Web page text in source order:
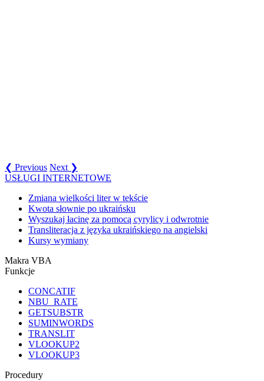
❮ Previous Next ❯
USŁUGI INTERNETOWE
Zmiana wielkości liter w tekście
Kwota słownie po ukraińsku
Wyszukaj łacinę za pomocą cyrylicy i odwrotnie
Transliteracja z języka ukraińskiego na angielski
Kursy wymiany
Makra VBA
Funkcje
CONCATIF
NBU_RATE
GETSUBSTR
SUMINWORDS
TRANSLIT
VLOOKUP2
VLOOKUP3
Procedury